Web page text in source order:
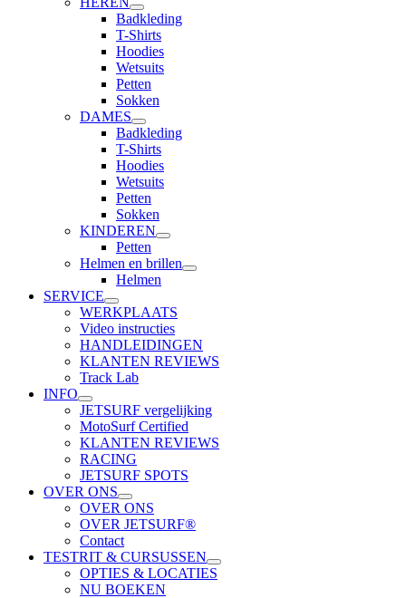
Badkleding
T-Shirts
Hoodies
Wetsuits
Petten
Sokken
DAMES
Badkleding
T-Shirts
Hoodies
Wetsuits
Petten
Sokken
KINDEREN
Petten
Helmen en brillen
Helmen
SERVICE
WERKPLAATS
Video instructies
HANDLEIDINGEN
KLANTEN REVIEWS
Track Lab
INFO
JETSURF vergelijking
MotoSurf Certified
KLANTEN REVIEWS
RACING
JETSURF SPOTS
OVER ONS
OVER ONS
OVER JETSURF®
Contact
TESTRIT & CURSUSSEN
OPTIES & LOCATIES
NU BOEKEN